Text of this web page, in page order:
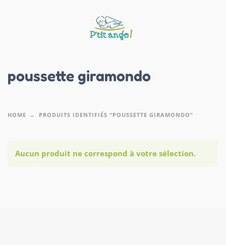
poussette giramondo
HOME PRODUITS IDENTIFIÉS “POUSSETTE GIRAMONDO”
Aucun produit ne correspond à votre sélection.